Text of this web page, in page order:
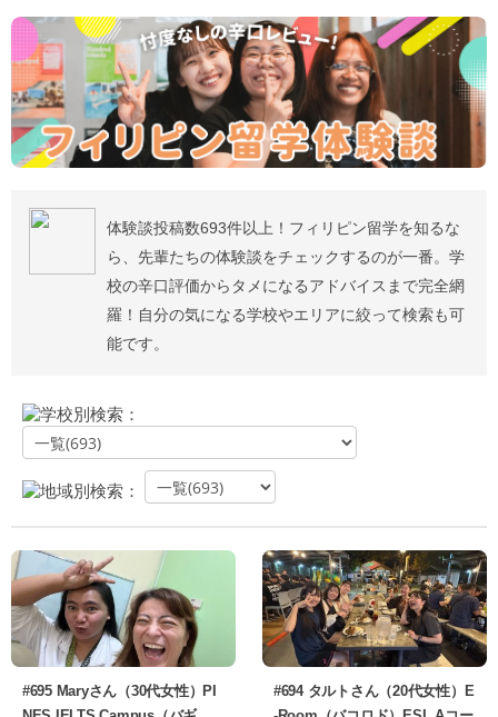
体験談投稿数693件以上！フィリピン留学を知るな
ら、先輩たちの体験談をチェックするのが一番。学
校の辛口評価からタメになるアドバイスまで完全網
羅！自分の気になる学校やエリアに絞って検索も可
能です。
学校別検索：
地域別検索：
#695 Maryさん（30代女性）PI
#694 タルトさん（20代女性）E